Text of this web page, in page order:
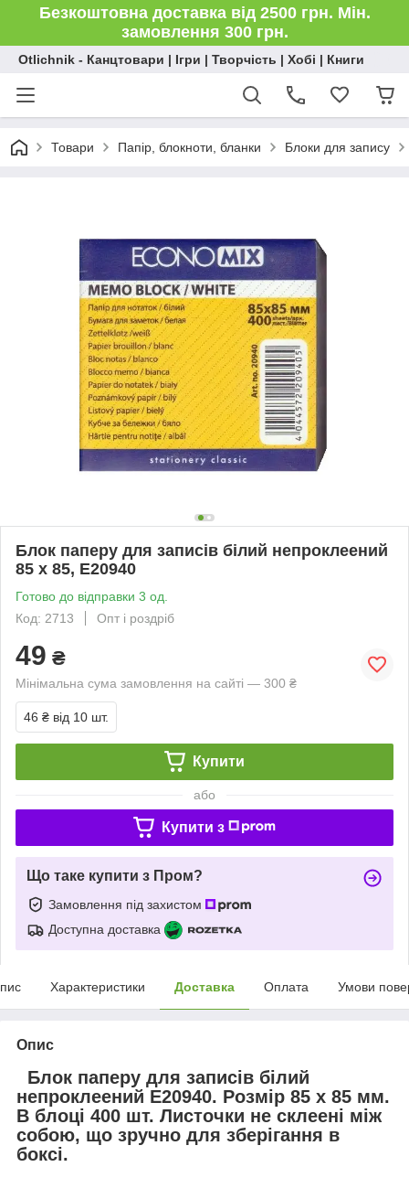
Безкоштовна доставка від 2500 грн. Мін.
замовлення 300 грн.
Otlichnik - Канцтовари | Ігри | Творчість | Хобі | Книги
Товари Папір, блокноти, бланки Блоки для запису
Блок паперу для записів білий непроклеений
85 х 85, Е20940
Готово до відправки 3 од.
Код: 2713
Опт і роздріб
49 ₴
Мінімальна сума замовлення на сайті — 300 ₴
46 ₴ від 10 шт.
Купити
або
Купити з
Що таке купити з Пром?
Замовлення під захистом
Доступна доставка
Характеристики Доставка Оплата Умови
Опис
Блок паперу для записів білий
непроклеений Е20940. Розмір 85 х 85 мм.
В блоці 400 шт. Листочки не склеені між
собою, що зручно для зберігання в
боксі.